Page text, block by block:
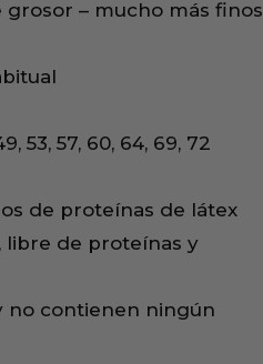
grosor – mucho más finos
53, 57, 60, 64, 69, 72
de proteínas de látex
libre de proteínas y
no contienen ningún